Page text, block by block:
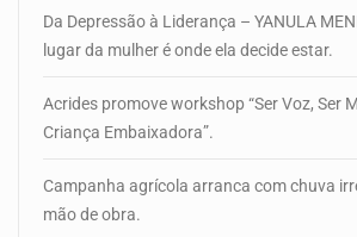
Da Depressão à Liderança – YANULA
lugar da mulher é onde ela decide estar.
Acrides promove workshop “Ser Voz, Ser
Criança Embaixadora”.
Campanha agrícola arranca com chuva
mão de obra.